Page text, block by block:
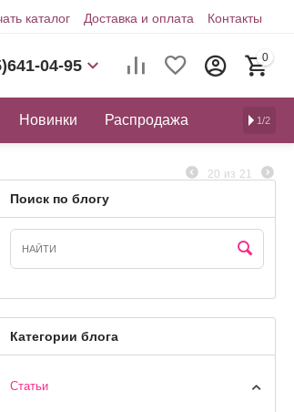
каталог Доставка и оплата Контакты
04-95 0
Новинки Распродажа 1/2
20 из 21
Поиск по блогу
Категории блога
Статьи